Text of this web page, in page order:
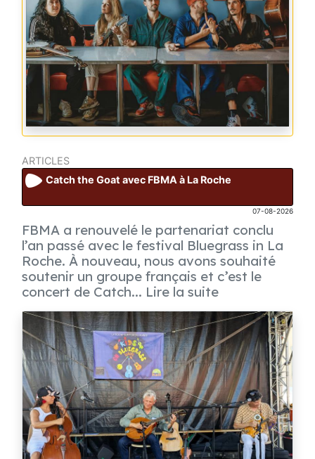
ARTICLES
Catch the Goat avec FBMA à La Roche
07-08-2026
FBMA a renouvelé le partenariat conclu
l’an passé avec le festival Bluegrass in La
Roche. À nouveau, nous avons souhaité
soutenir un groupe français et c’est le
concert de Catch... Lire la suite